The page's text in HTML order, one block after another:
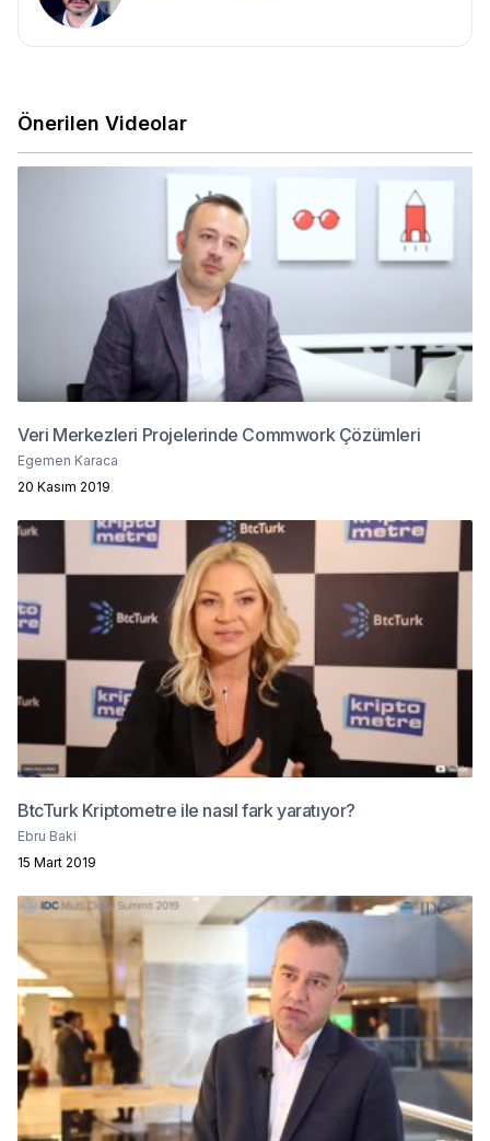
Önerilen Videolar
Veri Merkezleri Projelerinde Commwork Çözümleri
Egemen Karaca
20 Kasım 2019
BtcTurk Kriptometre ile nasıl fark yaratıyor?
Ebru Baki
15 Mart 2019